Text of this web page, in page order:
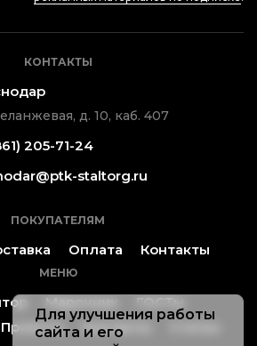
КОНТАКТЫ
д. 10, каб. 407
205-71-24
staltorg.ru
ПОКУПАТЕЛЯМ
Оплата Контакты
МЕНЮ
Марочник
ГОСТы
Проекты Контакты
Для улучшения работы
сайта и его